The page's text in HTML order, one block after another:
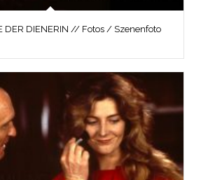
DER DIENERIN // Fotos / Szenenfoto